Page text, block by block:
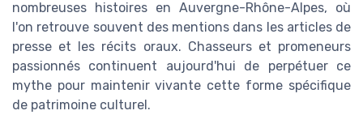
nombreuses histoires en Auvergne-Rhône-Alpes, où
l'on retrouve souvent des mentions dans les articles de
presse et les récits oraux. Chasseurs et promeneurs
passionnés continuent aujourd'hui de perpétuer ce
mythe pour maintenir vivante cette forme spécifique
de patrimoine culturel.